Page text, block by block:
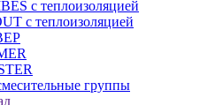
с теплоизоляцией
с теплоизоляцией
группы